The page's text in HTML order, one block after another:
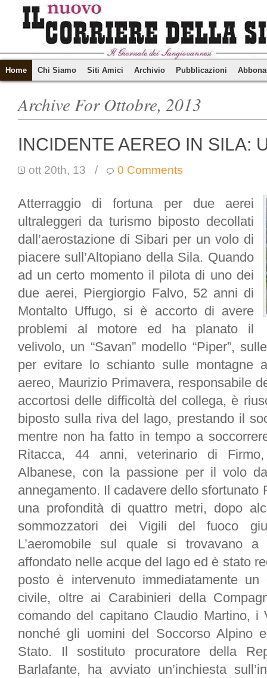
Home Chi Siamo Siti Amici Archivio Pubblicazioni
Archive For Ottobre, 2013
INCIDENTE AEREO IN SILA:
ott 20th, 13 / 0 Comments
Atterraggio di fortuna per due aerei
ultraleggeri da turismo biposto decollati
dall’aerostazione di Sibari per un volo di
piacere sull’Altopiano della Sila. Quando
ad un certo momento il pilota di uno dei
due aerei, Piergiorgio Falvo, 52 anni di
Montalto Uffugo, si è accorto di avere
problemi al motore ed ha planato il
velivolo, un “Savan” modello “Piper”,
per evitare lo schianto sulle montagne
aereo, Maurizio Primavera, responsabile
accortosi delle difficoltà del collega, è
biposto sulla riva del lago, prestando il
mentre non ha fatto in tempo a
Ritacca, 44 anni, veterinario di
Albanese, con la passione per il volo
annegamento. Il cadavere dello sfortunato
una profondità di quattro metri, dopo
sommozzatori dei Vigili del fuoco
L’aeromobile sul quale si trovavano
affondato nelle acque del lago ed è stato
posto è intervenuto immediatamente
civile, oltre ai Carabinieri della
comando del capitano Claudio Martino, i
nonché gli uomini del Soccorso Alpino
Stato. Il sostituto procuratore della
Barlafante, ha avviato un’inchiesta